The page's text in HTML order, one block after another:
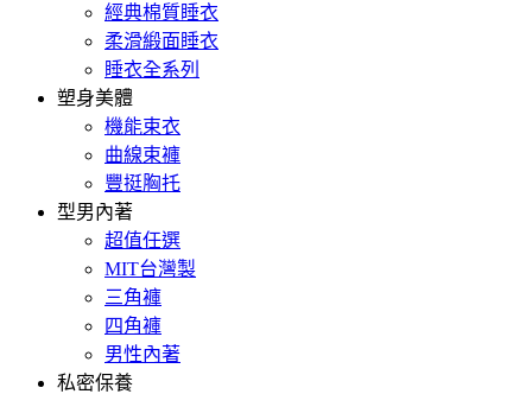
經典棉質睡衣
柔滑緞面睡衣
睡衣全系列
塑身美體
機能束衣
曲線束褲
豐挺胸托
型男內著
超值任選
MIT台灣製
三角褲
四角褲
男性內著
私密保養